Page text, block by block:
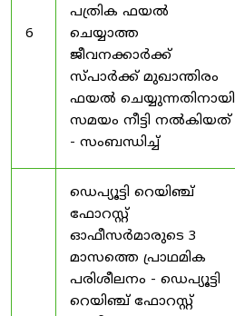
6
പത്രിക ഫയൽ
ചെയ്യാത്ത
ജീവനക്കാർക്ക്
സ്പാർക്ക് മുഖാന്തിരം
ഫയൽ ചെയ്യുന്നതിനായി
സമയം നീട്ടി നൽകിയത്
- സംബന്ധിച്ച്
ഡെപ്യൂട്ടി റെയിഞ്ച്
ഫോറസ്റ്റ്
ഓഫീസർമാരുടെ 3
മാസത്തെ പ്രാഥമിക
പരിശീലനം - ഡെപ്യൂട്ടി
റെയിഞ്ച് ഫോറസ്റ്റ്